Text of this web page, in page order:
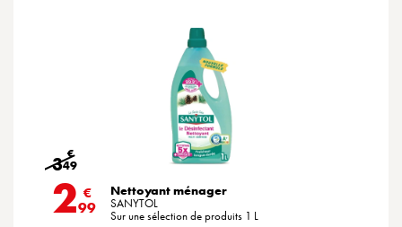
3 €
49
2 €
99
Nettoyant ménager
SANYTOL
Sur une sélection de produits 1 L